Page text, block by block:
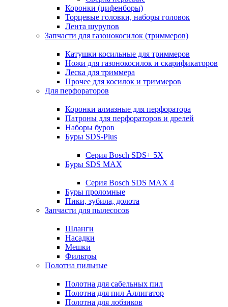
Коронки (цифенборы)
Торцевые головки, наборы головок
Лента шурупов
Запчасти для газонокосилок (триммеров)
Катушки косильные для триммеров
Ножи для газонокосилок и скарификаторов
Леска для триммера
Прочее для косилок и триммеров
Для перфораторов
Коронки алмазные для перфоратора
Патроны для перфораторов и дрелей
Наборы буров
Буры SDS-Plus
Серия Bosch SDS+ 5X
Буры SDS MAX
Серия Bosch SDS MAX 4
Буры проломные
Пики, зубила, долота
Запчасти для пылесосов
Шланги
Насадки
Мешки
Фильтры
Полотна пильные
Полотна для сабельных пил
Полотна для пил Аллигатор
Полотна для лобзиков